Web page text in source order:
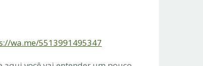
wa.me/5513991495347